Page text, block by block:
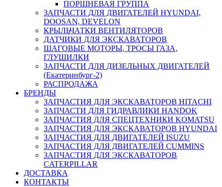
ПОРШНЕВАЯ ГРУППА
ЗАПЧАСТИ ДЛЯ ДВИГАТЕЛЕЙ HYUNDAI,
DOOSAN, DEVELON
КРЫЛЬЧАТКИ ВЕНТИЛЯТОРОВ
ДАТЧИКИ ДЛЯ ЭКСКАВАТОРОВ
ШАГОВЫЕ МОТОРЫ, ТРОСЫ ГАЗА,
ГЛУШИЛКИ
ЗАПЧАСТИ ДЛЯ ДИЗЕЛЬНЫХ ДВИГАТЕЛЕЙ
(Екатеринбург-2)
РАСПРОДАЖА
БРЕНДЫ
ЗАПЧАСТИЯ ДЛЯ ЭКСКАВАТОРОВ HITACHI
ЗАПЧАСТИ ДЛЯ ГИДРАВЛИКИ HANDOK
ЗАПЧАСТИЯ ДЛЯ СПЕЦТЕХНИКИ KOMATSU
ЗАПЧАСТИЯ ДЛЯ ЭКСКАВАТОРОВ HYUNDAI
ЗАПЧАСТИЯ ДЛЯ ДВИГАТЕЛЕЙ ISUZU
ЗАПЧАСТИЯ ДЛЯ ДВИГАТЕЛЕЙ CUMMINS
ЗАПЧАСТИЯ ДЛЯ ЭКСКАВАТОРОВ
CATERPILLAR
ДОСТАВКА
КОНТАКТЫ